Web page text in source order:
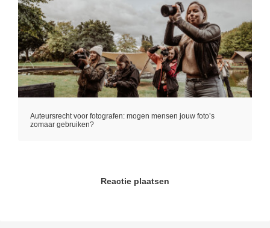
Auteursrecht voor fotografen: mogen mensen jouw foto’s
zomaar gebruiken?
Reactie plaatsen